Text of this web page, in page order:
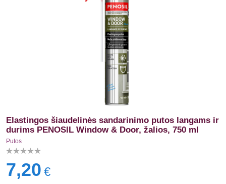
Elastingos šiaudelinės sandarinimo putos langams ir
durims PENOSIL Window & Door, žalios, 750 ml
Putos
7,20 €